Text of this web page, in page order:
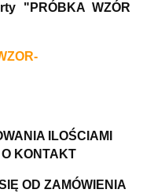
"PRÓBKA WZÓR
ILOŚCIAMI
O KONTAKT
OD ZAMÓWIENIA